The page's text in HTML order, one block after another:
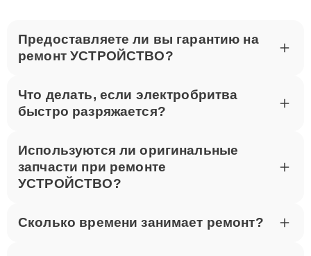
Предоставляете ли вы гарантию на
ремонт УСТРОЙСТВО?
Что делать, если электробритва
быстро разряжается?
Используются ли оригинальные
запчасти при ремонте
УСТРОЙСТВО?
Сколько времени занимает ремонт?